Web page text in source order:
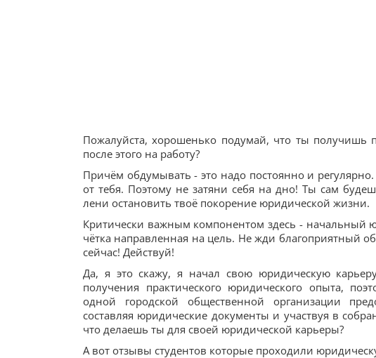
Пожалуйста, хорошенько подумай, что ты получишь
после этого на работу?
Причём обдумывать - это надо постоянно и
от тебя. Поэтому не затяни себя на дно! Ты сам
лени остановить твоё покорение юридической жизни.
Критически важным компонентом здесь - начальный
чётка направленная на цель. Не жди благоприятный
сейчас! Действуй!
Да, я это скажу, я начал свою юридическую
получения практического юридического опыта,
одной городской общественной организации
составляя юридические документы и участвуя в
что делаешь ты для своей юридической карьеры?
А вот отзывы студентов которые проходили